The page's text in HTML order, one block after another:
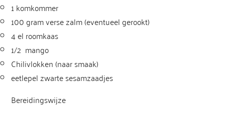
1 komkommer
100 gram verse zalm (eventueel gerookt)
4 el roomkaas
1/2 mango
Chilivlokken (naar smaak)
eetlepel zwarte sesamzaadjes
Bereidingswijze